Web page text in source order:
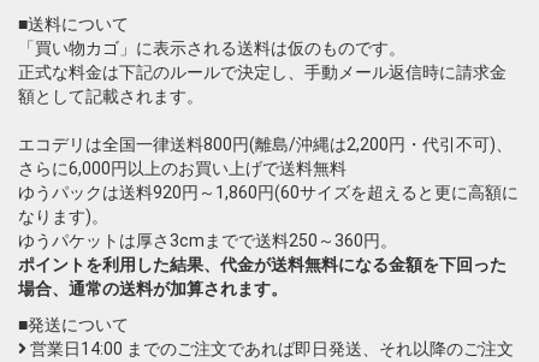
■送料について
「買い物カゴ」に表示される送料は仮のものです。
正式な料金は下記のルールで決定し、手動メール返信時に請求金
額として記載されます。
エコデリは全国一律送料800円(離島/沖縄は2,200円・代引不可)、
さらに6,000円以上のお買い上げで送料無料
ゆうパックは送料920円～1,860円(60サイズを超えると更に高額に
なります)。
ゆうパケットは厚さ3cmまでで送料250～360円。
ポイントを利用した結果、代金が送料無料になる金額を下回った
場合、通常の送料が加算されます。
■発送について
営業日14:00 までのご注文であれば即日発送、それ以降のご注文